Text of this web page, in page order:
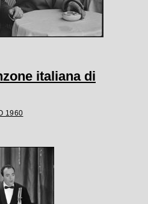
italiana di
1960